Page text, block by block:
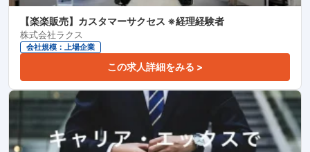
【楽楽販売】カスタマーサクセス ※経理経験者
株式会社ラクス
会社規模：上場企業
この求人詳細をみる >